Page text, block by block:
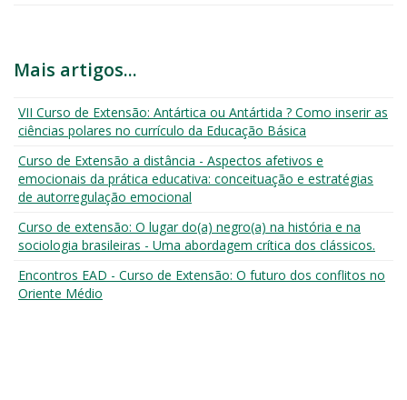
Mais artigos...
VII Curso de Extensão: Antártica ou Antártida ? Como inserir as
ciências polares no currículo da Educação Básica
Curso de Extensão a distância - Aspectos afetivos e
emocionais da prática educativa: conceituação e estratégias
de autorregulação emocional
Curso de extensão: O lugar do(a) negro(a) na história e na
sociologia brasileiras - Uma abordagem crítica dos clássicos.
Encontros EAD - Curso de Extensão: O futuro dos conflitos no
Oriente Médio